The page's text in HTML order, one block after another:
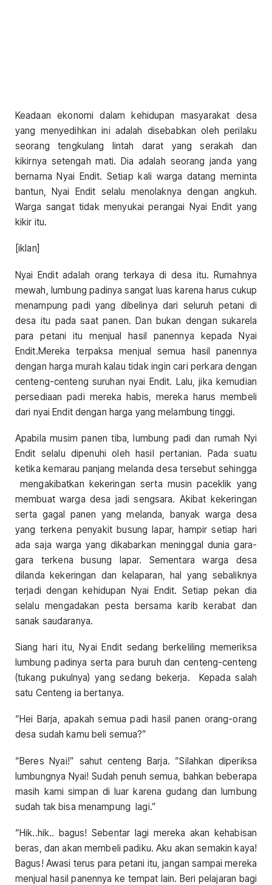
Keadaan ekonomi dalam kehidupan masyarakat desa
yang menyedihkan ini adalah disebabkan oleh perilaku
seorang tengkulang lintah darat yang serakah dan
kikirnya setengah mati. Dia adalah seorang janda yang
bernama Nyai Endit. Setiap kali warga datang meminta
bantun, Nyai Endit selalu menolaknya dengan angkuh.
Warga sangat tidak menyukai perangai Nyai Endit yang
kikir itu.
[iklan]
Nyai Endit adalah orang terkaya di desa itu. Rumahnya
mewah, lumbung padinya sangat luas karena harus cukup
menampung padi yang dibelinya dari seluruh petani di
desa itu pada saat panen. Dan bukan dengan sukarela
para petani itu menjual hasil panennya kepada Nyai
Endit.Mereka terpaksa menjual semua hasil panennya
dengan harga murah kalau tidak ingin cari perkara dengan
centeng-centeng suruhan nyai Endit. Lalu, jika kemudian
persediaan padi mereka habis, mereka harus membeli
dari nyai Endit dengan harga yang melambung tinggi.
Apabila musim panen tiba, lumbung padi dan rumah Nyi
Endit selalu dipenuhi oleh hasil pertanian. Pada suatu
ketika kemarau panjang melanda desa tersebut sehingga
mengakibatkan kekeringan serta musin paceklik yang
membuat warga desa jadi sengsara. Akibat kekeringan
serta gagal panen yang melanda, banyak warga desa
yang terkena penyakit busung lapar, hampir setiap hari
ada saja warga yang dikabarkan meninggal dunia gara-
gara terkena busung lapar. Sementara warga desa
dilanda kekeringan dan kelaparan, hal yang sebaliknya
terjadi dengan kehidupan Nyai Endit. Setiap pekan dia
selalu mengadakan pesta bersama karib kerabat dan
sanak saudaranya.
Siang hari itu, Nyai Endit sedang berkeliling memeriksa
lumbung padinya serta para buruh dan centeng-centeng
(tukang pukulnya) yang sedang bekerja. Kepada salah
satu Centeng ia bertanya.
“Hei Barja, apakah semua padi hasil panen orang-orang
desa sudah kamu beli semua?”
“Beres Nyai!” sahut centeng Barja. “Silahkan diperiksa
lumbungnya Nyai! Sudah penuh semua, bahkan beberapa
masih kami simpan di luar karena gudang dan lumbung
sudah tak bisa menampung lagi.”
“Hik..hik.. bagus! Sebentar lagi mereka akan kehabisan
beras, dan akan membeli padiku. Aku akan semakin kaya!
Bagus! Awasi terus para petani itu, jangan sampai mereka
menjual hasil panennya ke tempat lain. Beri pelajaran bagi